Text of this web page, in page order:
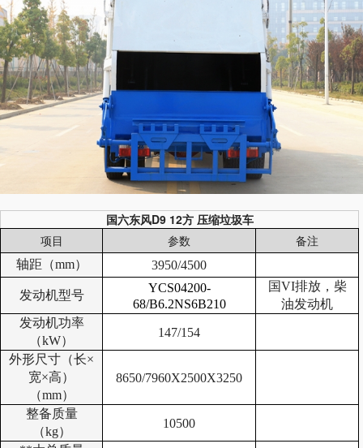
国六东风D9 12方 压缩垃圾车
项目 参数 备注
轴距（mm） 3950/4500
发动机型号
YCS04200-
68/B6.2NS6B210
国VI排放，柴
油发动机
发动机功率
（kW）
147/154
外形尺寸（长×
宽×高）
（mm）
8650/7960X2500X3250
整备质量
（kg）
10500